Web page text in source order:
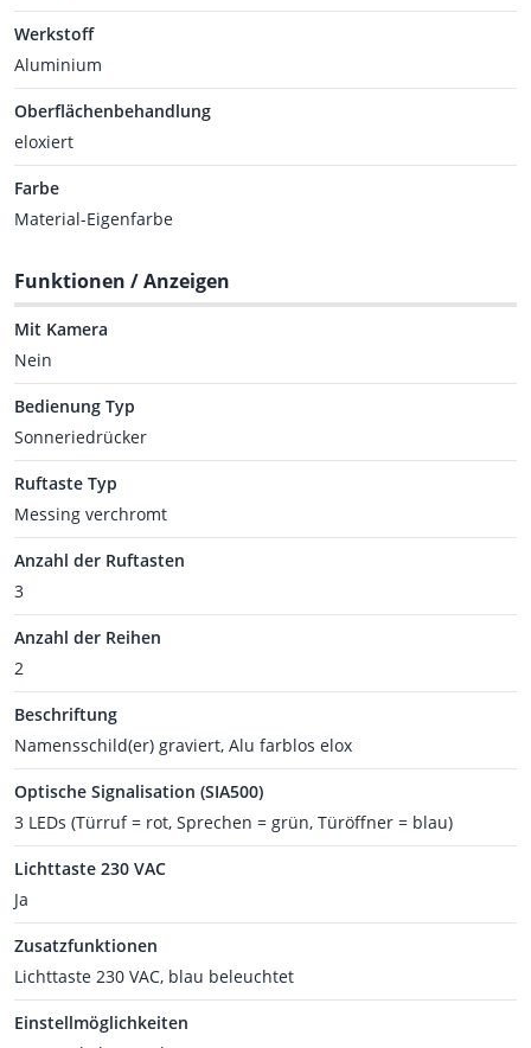
Werkstoff
Aluminium
Oberflächenbehandlung
eloxiert
Farbe
Material-Eigenfarbe
Funktionen / Anzeigen
Mit Kamera
Nein
Bedienung Typ
Sonneriedrücker
Ruftaste Typ
Messing verchromt
Anzahl der Ruftasten
3
Anzahl der Reihen
2
Beschriftung
Namensschild(er) graviert, Alu farblos elox
Optische Signalisation (SIA500)
3 LEDs (Türruf = rot, Sprechen = grün, Türöffner = blau)
Lichttaste 230 VAC
Ja
Zusatzfunktionen
Lichttaste 230 VAC, blau beleuchtet
Einstellmöglichkeiten